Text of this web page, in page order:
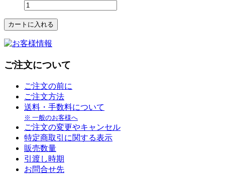
ご注文について
ご注文の前に
ご注文方法
送料・手数料について
※ 一般のお客様へ
ご注文の変更やキャンセル
特定商取引に関する表示
販売数量
引渡し時期
お問合せ先